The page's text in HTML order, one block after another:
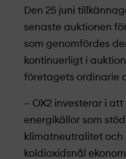
Den 25 juni
senaste auktionen
som genomfördes
kontinuerligt i
företagets ordinarie
– OX2 investerar i
energikällor som
klimatneutralitet och
koldioxidsnål